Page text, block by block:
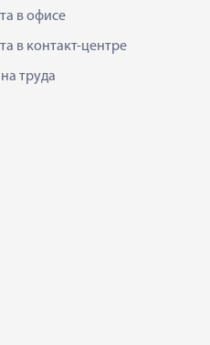
в офисе
в контакт-центре
труда